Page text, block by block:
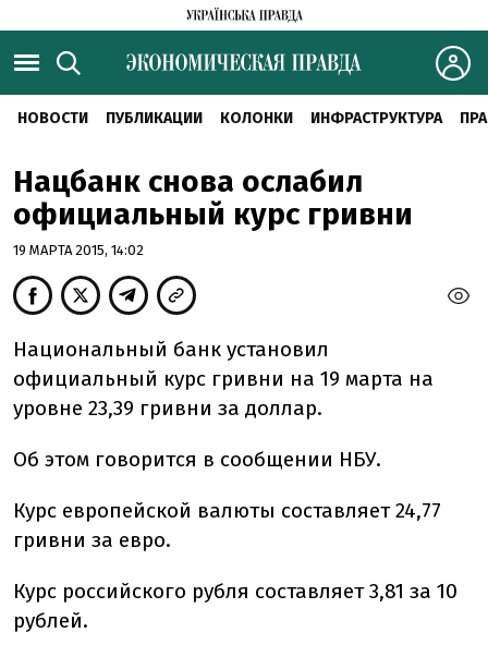
НОВОСТИ ПУБЛИКАЦИИ КОЛОНКИ ИНФРАСТРУКТУРА
Нацбанк снова ослабил
официальный курс гривни
19 МАРТА 2015, 14:02
Национальный банк установил
официальный курс гривни на 19 марта на
уровне 23,39 гривни за доллар.
Об этом говорится в сообщении НБУ.
Курс европейской валюты составляет 24,77
гривни за евро.
Курс российского рубля составляет 3,81 за 10
рублей.